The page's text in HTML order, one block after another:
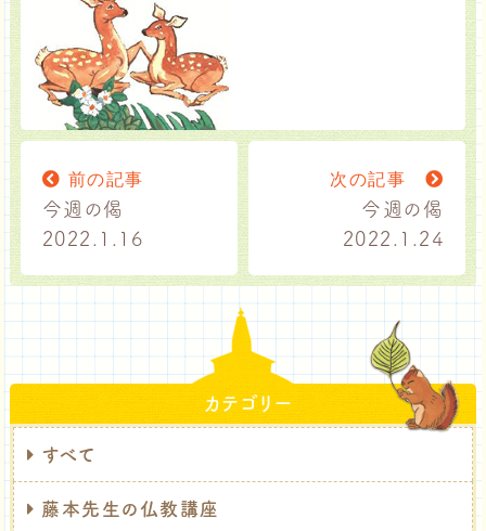
前の記事
今週の偈
2022.1.16
次の記事
今週の偈
2022.1.24
カテゴリー
すべて
藤本先生の仏教講座